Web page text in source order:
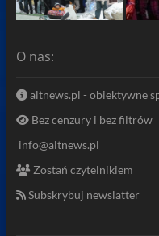
O nas:
altnews.pl - obiektywne
Bez cenzury i bez filtrów
info@altnews.pl
Zostań czytelnikiem
Subskrybuj newslatter